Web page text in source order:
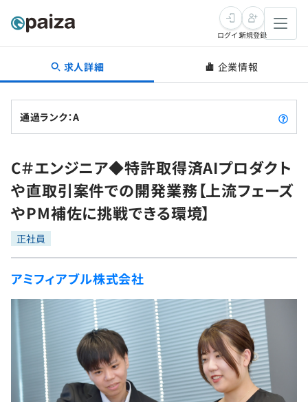
転職・キャリア
転職成功ガイド
転職エージェント
インタビュー
転職成功ガイド
新卒就活
求人検索
本選考
インターン
新卒エージェント
イベント・セミナー
インタビュー
就活成功ガイド
学習
問題集
4択課題
ナレッジ
リファレンス
プログラミング言語
評価結果一覧
再チャレンジ結果一覧
ゲーム・マンガ
Tech Team Journal
paiza times
paizaとは？
ログイン新規登録
求人詳細 企業情報
通過ランク：A
C＃エンジニア◆特許取得済AIプロダクト
や直取引案件での開発業務【上流フェーズ
やPM補佐に挑戦できる環境】
正社員
アミフィアブル株式会社